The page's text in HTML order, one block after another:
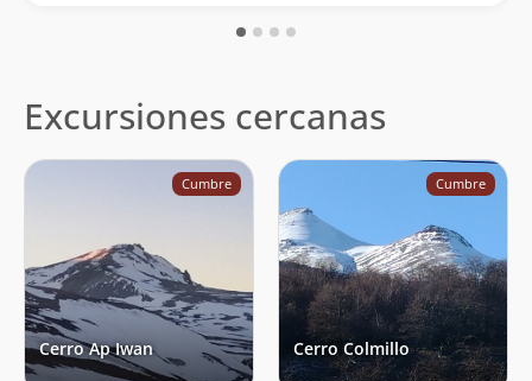
antigua ruta de animales que aun se ve; aun que en esta
por el lado poniente del costilla, hacia el norte para poder
apreciar las c
Excursiones cercanas
Cumbre
Cerro Ap Iwan
Cumbre
Cerro Colmillo